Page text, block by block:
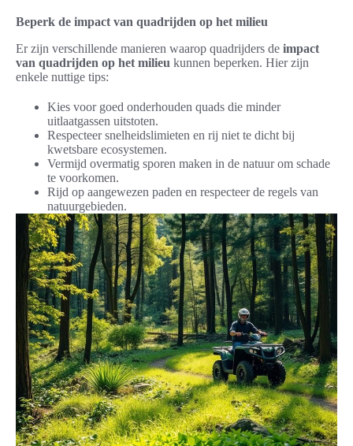
Beperk de impact van quadrijden op het milieu
Er zijn verschillende manieren waarop quadrijders de impact
van quadrijden op het milieu kunnen beperken. Hier zijn
enkele nuttige tips:
Kies voor goed onderhouden quads die minder
uitlaatgassen uitstoten.
Respecteer snelheidslimieten en rij niet te dicht bij
kwetsbare ecosystemen.
Vermijd overmatig sporen maken in de natuur om schade
te voorkomen.
Rijd op aangewezen paden en respecteer de regels van
natuurgebieden.